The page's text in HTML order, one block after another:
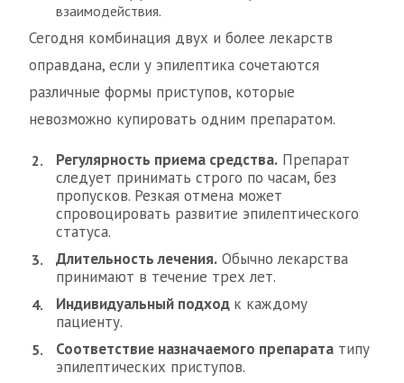
взаимодействия.
Сегодня комбинация двух и более лекарств
оправдана, если у эпилептика сочетаются
различные формы приступов, которые
невозможно купировать одним препаратом.
Регулярность приема средства. Препарат
следует принимать строго по часам, без
пропусков. Резкая отмена может
спровоцировать развитие эпилептического
статуса.
Длительность лечения. Обычно лекарства
принимают в течение трех лет.
Индивидуальный подход к каждому
пациенту.
Соответствие назначаемого препарата типу
эпилептических приступов.